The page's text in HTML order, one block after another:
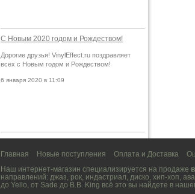
С Новым 2020 годом и Рождеством!
Дорогие друзья! VinylEffect.ru поздравляет
всех с Новым годом и Рождеством!
6 января 2020 в 11:09
Главная Новые поступления Оплата и Доставка
Наш интернет-магазин специализируется на продаже
направлений: джаз, рок, индастриал, диско, хип-хоп,
до Yello, от Sade до B.B. King всё это вы найдете в